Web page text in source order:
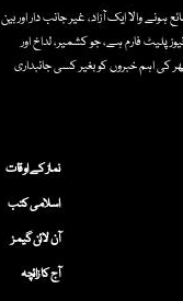
والا ایک آزاد، غیر جانب دار اور بین
پلیٹ فارم ہے، جو کشمیر، لداخ اور
کی اہم خبروں کو بغیر کسی جانبداری
نماز کے اوقات
اسلامی کتب
آن لائن گیمز
آج کا زائچہ